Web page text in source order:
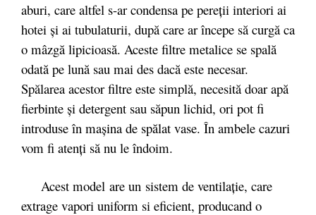
aburi, care altfel s-ar condensa pe pereţii interiori ai
hotei şi ai tubulaturii, după care ar începe să curgă ca
o mâzgă lipicioasă. Aceste filtre metalice se spală
odată pe lună sau mai des dacă este necesar.
Spălarea acestor filtre este simplă, necesită doar apă
fierbinte şi detergent sau săpun lichid, ori pot fi
introduse în maşina de spălat vase. În ambele cazuri
vom fi atenţi să nu le îndoim.
Acest model are un sistem de ventilaţie, care
extrage vapori uniform si eficient, producand o